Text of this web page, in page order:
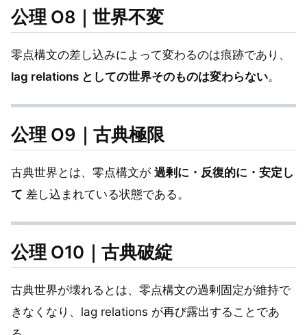
公理 O8｜世界不変
零点構文の差し込みによって変わるのは痕跡であり、
lag relations としての世界そのものは変わらない。
公理 O9｜古典極限
古典世界とは、零点構文が 過剰に・反復的に・安定し
て 差し込まれている状態である。
公理 O10｜古典破綻
古典世界が壊れるとは、零点構文の過剰固定が維持で
きなくなり、lag relations が再び露出することであ